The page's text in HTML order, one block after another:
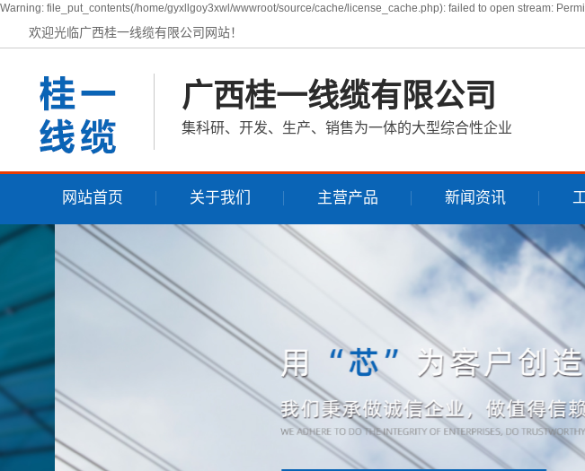
Warning: file_put_contents(/home/gyxllgoy3xwl/wwwroot/source/cache/license_cache.php): failed to open stream:
欢迎光临广西桂一线缆有限公司网站！
广西桂一线缆有限公司
集科研、开发、生产、销售为一体的大型综合性企业
网站首页 关于我们
公司简介
营业执照
主营产品
低压铝芯电力电缆
低压铜芯电力电缆
矿物质电缆
控制电缆
铝合金电力电缆
高压电缆
新闻资讯
行业新闻
桂一动态
常见问题